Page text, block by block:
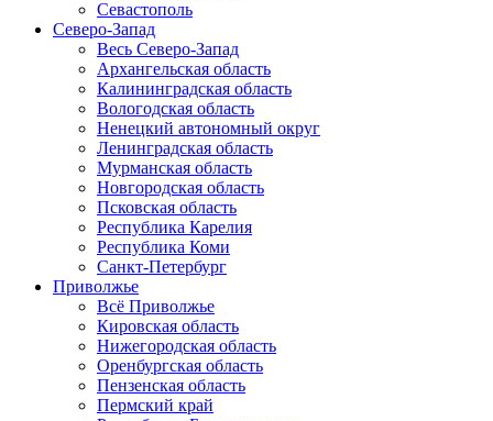
Севастополь
Северо-Запад
Весь Северо-Запад
Архангельская область
Калининградская область
Вологодская область
Ненецкий автономный округ
Ленинградская область
Мурманская область
Новгородская область
Псковская область
Республика Карелия
Республика Коми
Санкт-Петербург
Приволжье
Всё Приволжье
Кировская область
Нижегородская область
Оренбургская область
Пензенская область
Пермский край